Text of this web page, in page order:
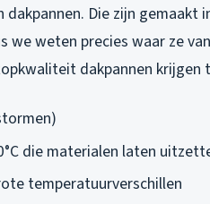
Die zijn gemaakt
we weten precies waar ze
dakpannen krijgen
die materialen laten
temperatuurverschillen